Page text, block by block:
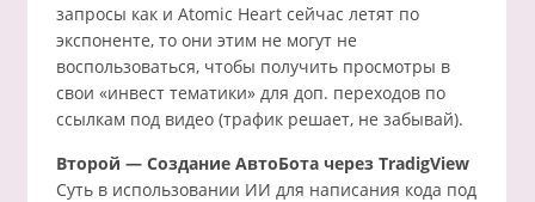
запросы как и Atomic Heart сейчас летят по
экспоненте, то они этим не могут не
воспользоваться, чтобы получить просмотры в
свои «инвест тематики» для доп. переходов по
ссылкам под видео (трафик решает, не забывай).
Второй — Создание АвтоБота через TradigView
Суть в использовании ИИ для написания кода под